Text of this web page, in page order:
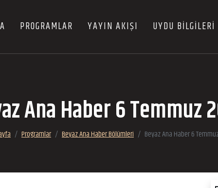
PROGRAMLAR YAYIN AKIŞI UYDU BİLGİLERİ
Ana Haber 6 Temmuz
Programlar Beyaz Ana Haber Bölümleri Beyaz Ana Haber 6